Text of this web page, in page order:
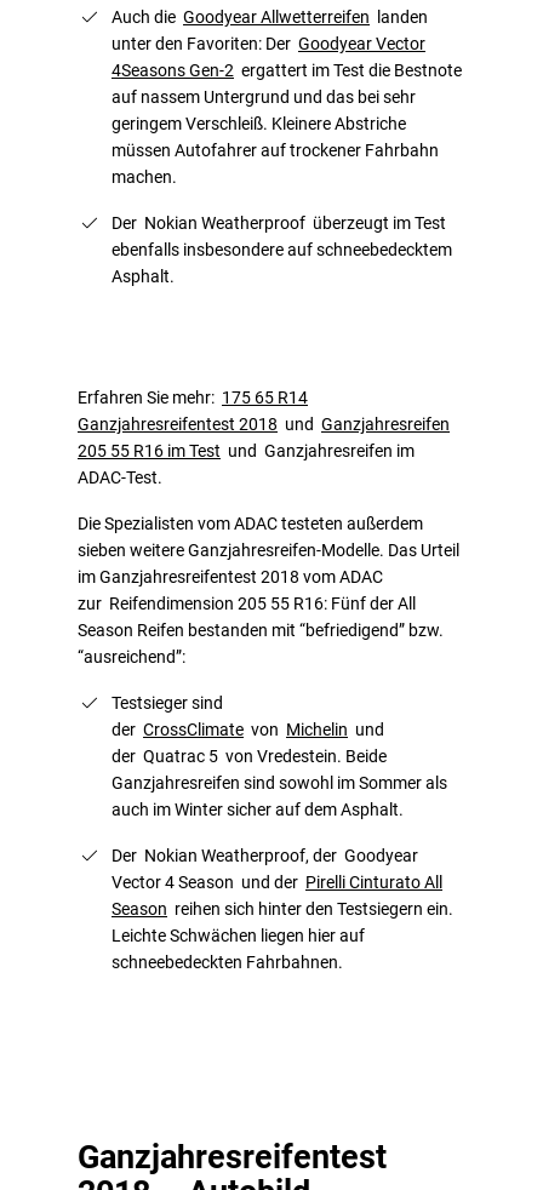
Auch die Goodyear Allwetterreifen landen
unter den Favoriten: Der Goodyear Vector
4Seasons Gen-2 ergattert im Test die Bestnote
auf nassem Untergrund und das bei sehr
geringem Verschleiß. Kleinere Abstriche
müssen Autofahrer auf trockener Fahrbahn
machen.
Der Nokian Weatherproof überzeugt im Test
ebenfalls insbesondere auf schneebedecktem
Asphalt.
Erfahren Sie mehr: 175 65 R14
Ganzjahresreifentest 2018 und Ganzjahresreifen
205 55 R16 im Test und Ganzjahresreifen im
ADAC-Test.
Die Spezialisten vom ADAC testeten außerdem
sieben weitere Ganzjahresreifen-Modelle. Das Urteil
im Ganzjahresreifentest 2018 vom ADAC
zur Reifendimension 205 55 R16: Fünf der All
Season Reifen bestanden mit “befriedigend” bzw.
“ausreichend”:
Testsieger sind
der CrossClimate von Michelin und
der Quatrac 5 von Vredestein. Beide
Ganzjahresreifen sind sowohl im Sommer als
auch im Winter sicher auf dem Asphalt.
Der Nokian Weatherproof, der Goodyear
Vector 4 Season und der Pirelli Cinturato All
Season reihen sich hinter den Testsiegern ein.
Leichte Schwächen liegen hier auf
schneebedeckten Fahrbahnen.
Ganzjahresreifentest